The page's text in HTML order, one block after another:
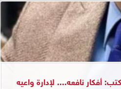
أفكار نافعه.... لإدارة واعيه